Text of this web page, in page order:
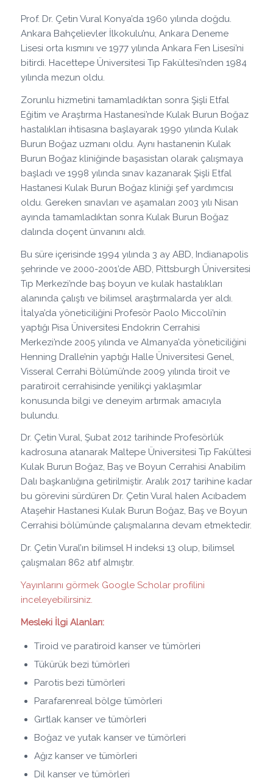
Prof. Dr. Çetin Vural Konya’da 1960 yılında doğdu.
Ankara Bahçelievler İlkokulu’nu, Ankara Deneme
Lisesi orta kısmını ve 1977 yılında Ankara Fen Lisesi’ni
bitirdi. Hacettepe Üniversitesi Tıp Fakültesi’nden 1984
yılında mezun oldu.
Zorunlu hizmetini tamamladıktan sonra Şişli Etfal
Eğitim ve Araştırma Hastanesi’nde Kulak Burun Boğaz
hastalıkları ihtisasına başlayarak 1990 yılında Kulak
Burun Boğaz uzmanı oldu. Aynı hastanenin Kulak
Burun Boğaz kliniğinde başasistan olarak çalışmaya
başladı ve 1998 yılında sınav kazanarak Şişli Etfal
Hastanesi Kulak Burun Boğaz kliniği şef yardımcısı
oldu. Gereken sınavları ve aşamaları 2003 yılı Nisan
ayında tamamladıktan sonra Kulak Burun Boğaz
dalında doçent ünvanını aldı.
Bu süre içerisinde 1994 yılında 3 ay ABD, Indianapolis
şehrinde ve 2000-2001’de ABD, Pittsburgh Üniversitesi
Tıp Merkezi’nde baş boyun ve kulak hastalıkları
alanında çalıştı ve bilimsel araştırmalarda yer aldı.
İtalya’da yöneticiliğini Profesör Paolo Miccoli’nin
yaptığı Pisa Üniversitesi Endokrin Cerrahisi
Merkezi’nde 2005 yılında ve Almanya’da yöneticiliğini
Henning Dralle’nin yaptığı Halle Üniversitesi Genel,
Visseral Cerrahi Bölümü’nde 2009 yılında tiroit ve
paratiroit cerrahisinde yenilikçi yaklaşımlar
konusunda bilgi ve deneyim artırmak amacıyla
bulundu.
Dr. Çetin Vural, Şubat 2012 tarihinde Profesörlük
kadrosuna atanarak Maltepe Üniversitesi Tıp Fakültesi
Kulak Burun Boğaz, Baş ve Boyun Cerrahisi Anabilim
Dalı başkanlığına getirilmiştir. Aralık 2017 tarihine kadar
bu görevini sürdüren Dr. Çetin Vural halen Acıbadem
Ataşehir Hastanesi Kulak Burun Boğaz, Baş ve Boyun
Cerrahisi bölümünde çalışmalarına devam etmektedir.
Dr. Çetin Vural’ın bilimsel H indeksi 13 olup, bilimsel
çalışmaları 862 atıf almıştır.
Yayınlarını görmek Google Scholar profilini
inceleyebilirsiniz.
Mesleki İlgi Alanları:
Tiroid ve paratiroid kanser ve tümörleri
Tükürük bezi tümörleri
Parotis bezi tümörleri
Parafarenreal bölge tümörleri
Gırtlak kanser ve tümörleri
Boğaz ve yutak kanser ve tümörleri
Ağız kanser ve tümörleri
Dil kanser ve tümörleri